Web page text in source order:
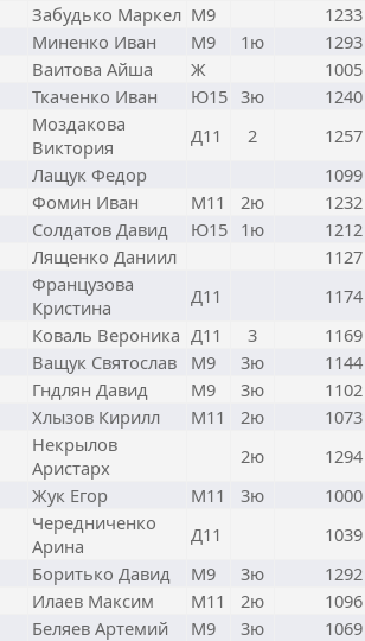
Забудько Маркел М9
1233
Миненко Иван М9 1ю
1293
Ваитова Айша Ж
1005
Ткаченко Иван Ю15 3ю
1240
Моздакова
Виктория
Д11 2
1257
Лащук Федор
1099
Фомин Иван М11 2ю
1232
Солдатов Давид Ю15 1ю
1212
Лященко Даниил
1127
Французова
Кристина
Д11
1174
Коваль Вероника Д11 3
1169
Ващук Святослав М9 3ю
1144
Гндлян Давид М9 3ю
1102
Хлызов Кирилл М11 2ю
1073
Некрылов
Аристарх
2ю
1294
Жук Егор М11 3ю
1000
Чередниченко
Арина
Д11
1039
Боритько Давид М9 3ю
1292
Илаев Максим М11 2ю
1096
Беляев Артемий М9 3ю
1069